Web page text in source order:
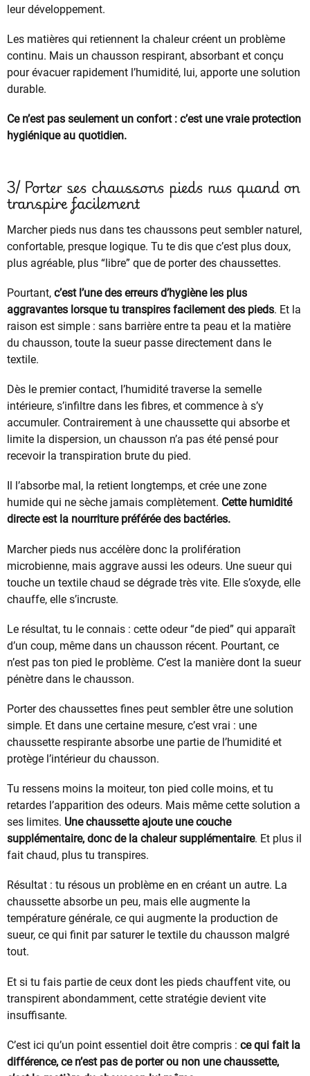
leur développement.
Les matières qui retiennent la chaleur créent un problème
continu. Mais un chausson respirant, absorbant et conçu
pour évacuer rapidement l’humidité, lui, apporte une solution
durable.
Ce n’est pas seulement un confort : c’est une vraie protection
hygiénique au quotidien.
3/ Porter ses chaussons pieds nus quand on
transpire facilement
Marcher pieds nus dans tes chaussons peut sembler naturel,
confortable, presque logique. Tu te dis que c’est plus doux,
plus agréable, plus “libre” que de porter des chaussettes.
Pourtant, c’est l’une des erreurs d’hygiène les plus
aggravantes lorsque tu transpires facilement des pieds. Et la
raison est simple : sans barrière entre ta peau et la matière
du chausson, toute la sueur passe directement dans le
textile.
Dès le premier contact, l’humidité traverse la semelle
intérieure, s’infiltre dans les fibres, et commence à s’y
accumuler. Contrairement à une chaussette qui absorbe et
limite la dispersion, un chausson n’a pas été pensé pour
recevoir la transpiration brute du pied.
Il l’absorbe mal, la retient longtemps, et crée une zone
humide qui ne sèche jamais complètement. Cette humidité
directe est la nourriture préférée des bactéries.
Marcher pieds nus accélère donc la prolifération
microbienne, mais aggrave aussi les odeurs. Une sueur qui
touche un textile chaud se dégrade très vite. Elle s’oxyde, elle
chauffe, elle s’incruste.
Le résultat, tu le connais : cette odeur “de pied” qui apparaît
d’un coup, même dans un chausson récent. Pourtant, ce
n’est pas ton pied le problème. C’est la manière dont la sueur
pénètre dans le chausson.
Porter des chaussettes fines peut sembler être une solution
simple. Et dans une certaine mesure, c’est vrai : une
chaussette respirante absorbe une partie de l’humidité et
protège l’intérieur du chausson.
Tu ressens moins la moiteur, ton pied colle moins, et tu
retardes l’apparition des odeurs. Mais même cette solution a
ses limites. Une chaussette ajoute une couche
supplémentaire, donc de la chaleur supplémentaire. Et plus il
fait chaud, plus tu transpires.
Résultat : tu résous un problème en en créant un autre. La
chaussette absorbe un peu, mais elle augmente la
température générale, ce qui augmente la production de
sueur, ce qui finit par saturer le textile du chausson malgré
tout.
Et si tu fais partie de ceux dont les pieds chauffent vite, ou
transpirent abondamment, cette stratégie devient vite
insuffisante.
C’est ici qu’un point essentiel doit être compris : ce qui fait la
différence, ce n’est pas de porter ou non une chaussette,